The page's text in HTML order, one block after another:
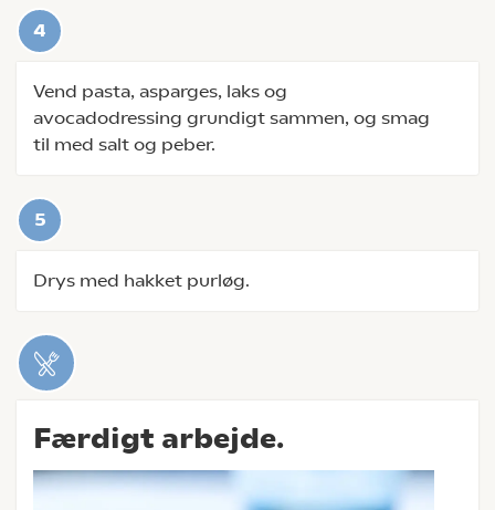
Vend pasta, asparges, laks og
avocadodressing grundigt sammen, og smag
til med salt og peber.
Drys med hakket purløg.
Færdigt arbejde.